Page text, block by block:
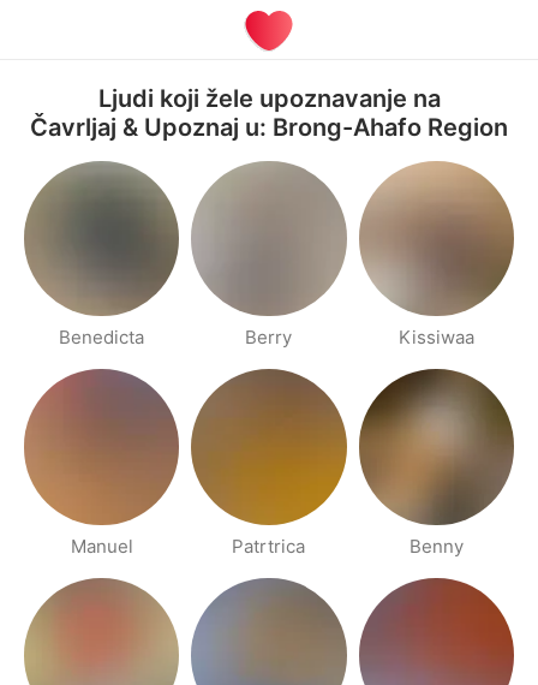
Ljudi koji žele upoznavanje na
Čavrljaj & Upoznaj u: Brong-Ahafo Region
Benedicta Berry Kissiwaa
Manuel Patrtrica Benny